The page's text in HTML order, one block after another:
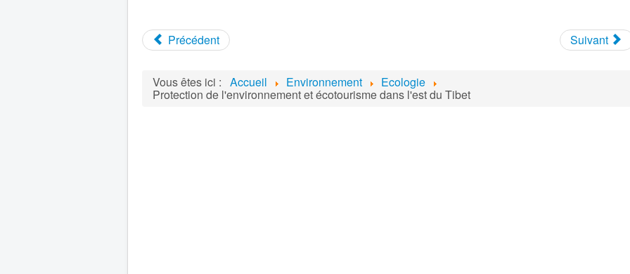
Précédent Suivant
Vous êtes ici : Accueil Environnement Ecologie
Protection de l'environnement et écotourisme dans l'est du Tibet